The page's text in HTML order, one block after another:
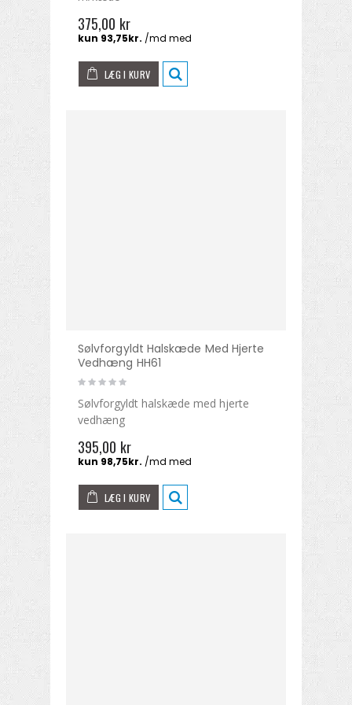
375,00 kr
LÆG I KURV
Sølvforgyldt Halskæde Med Hjerte
Vedhæng HH61
Sølvforgyldt halskæde med hjerte
vedhæng
395,00 kr
LÆG I KURV